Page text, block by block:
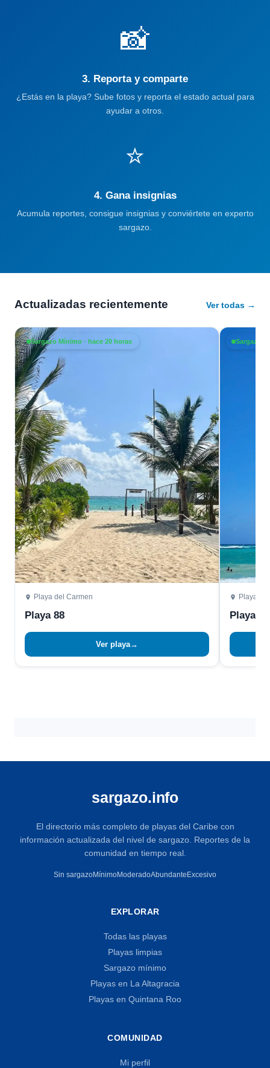
📸
3. Reporta y comparte
¿Estás en la playa? Sube fotos y reporta el estado actual para
ayudar a otros.
⭐
4. Gana insignias
Acumula reportes, consigue insignias y conviértete en experto
sargazo.
Actualizadas recientemente Ver todas →
Sargazo Mínimo · hace 20 horas
Playa del Carmen
Playa 88
Ver playa→
Sargazo
Playa
Playa 72
sargazo.info
El directorio más completo de playas del Caribe con
información actualizada del nivel de sargazo. Reportes de la
comunidad en tiempo real.
Sin sargazoMínimoModeradoAbundanteExcesivo
EXPLORAR
Todas las playas
Playas limpias
Sargazo mínimo
Playas en La Altagracia
Playas en Quintana Roo
COMUNIDAD
Mi perfil